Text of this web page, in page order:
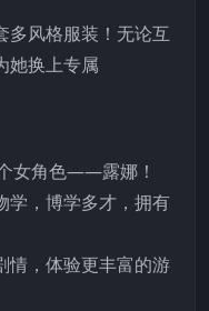
多风格服装！无论互
她换上专属
女角色——露娜！
学，博学多才，拥有
情，体验更丰富的游